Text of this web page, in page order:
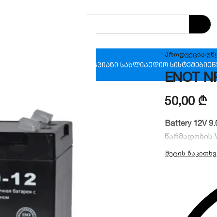
ჭკვიანი სახლიაუდიო სისტემები
პროდუქცია›
ENOT
50,00 ₾
Battery 12V
წარმადობის